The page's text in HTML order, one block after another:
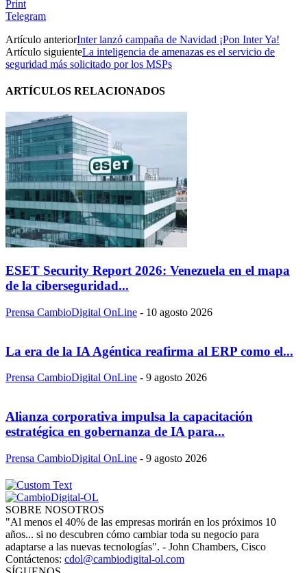
Print
Telegram
Artículo anteriorInter lanzó campaña de Navidad ¡Pon Inter Ya!
Artículo siguienteLa inteligencia de amenazas es el servicio de
seguridad más solicitado por los MSPs
ARTÍCULOS RELACIONADOS
ESET Security Report 2026: Venezuela en el mapa
de la ciberseguridad...
Prensa CambioDigital OnLine - 10 agosto 2026
La era de la IA Agéntica reafirma al ERP como el...
Prensa CambioDigital OnLine - 9 agosto 2026
Alianza corporativa impulsa la capacitación
estratégica en gobernanza de IA para...
Prensa CambioDigital OnLine - 9 agosto 2026
SOBRE NOSOTROS
"Al menos el 40% de las empresas morirán en los próximos 10
años... si no descubren cómo cambiar toda su negocio para
adaptarse a las nuevas tecnologías". - John Chambers, Cisco
Contáctenos: cdol@cambiodigital-ol.com